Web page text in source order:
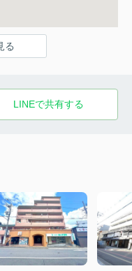
る
LINEで共有する